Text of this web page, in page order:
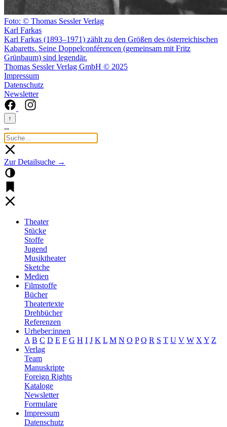
Foto: © Thomas Sessler Verlag
Karl Farkas
Karl Farkas (1893–1971) zählt zu den Größen des österreichischen
Kabaretts. Seine Doppelconférencen (gemeinsam mit Fritz
Grünbaum) sind legendär.
Thomas Sessler Verlag GmbH © 2025
Impressum
Datenschutz
Newsletter
↑
--
Zur Detailsuche →
Theater
Stücke
Stoffe
Jugend
Musiktheater
Sketche
Medien
Filmstoffe
Bücher
Theatertexte
Drehbücher
Referenzen
Urheber:innen
A B C D E F G H I J K L M N O P Q R S T U V W X Y Z
Verlag
Team
Manuskripte
Foreign Rights
Kataloge
Newsletter
Formulare
Impressum
Datenschutz